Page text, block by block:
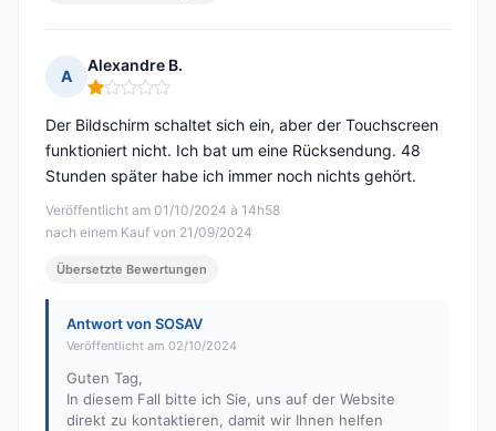
A
Alexandre B.
Hinweis: 1 von 5
Veröffentlicht am 01/10/2024 à 14h58
nach einem Kauf von 21/09/2024
Der Bildschirm schaltet sich ein, aber der Touchscreen
funktioniert nicht. Ich bat um eine Rücksendung. 48
Stunden später habe ich immer noch nichts gehört.
Übersetzte Bewertungen
Antwort von SOSAV
Veröffentlicht am 02/10/2024
Guten Tag,
In diesem Fall bitte ich Sie, uns auf der Website
direkt zu kontaktieren, damit wir Ihnen helfen